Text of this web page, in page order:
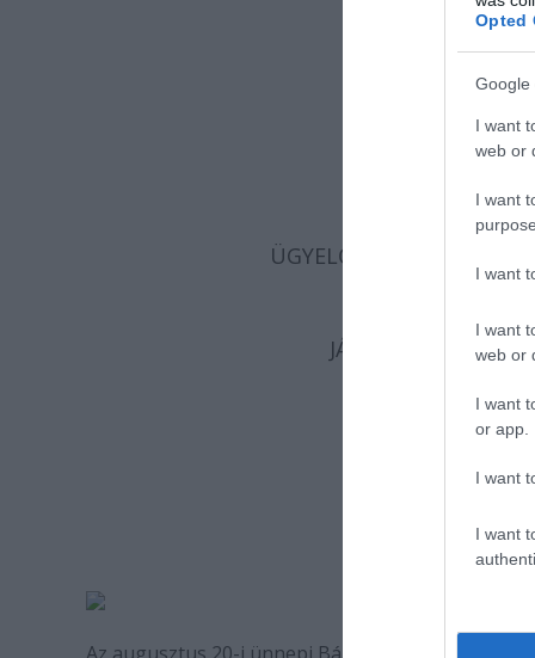
Opted
Google
I want
web or
I want
I want
I want
web or
I want
or app.
I want
I want
KOREOGRÁFUS
ZENEI
KORREPETÍTOR:
ÜGYELŐ:
JÁTÉKMESTER-